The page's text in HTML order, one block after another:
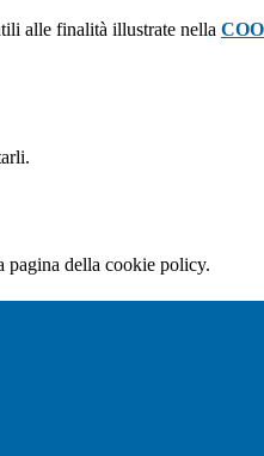
alle finalità illustrate nella
pagina della cookie policy.